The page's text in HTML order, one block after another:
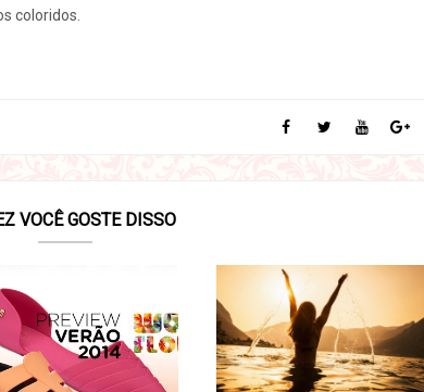
coloridos.
VOCÊ GOSTE DISSO